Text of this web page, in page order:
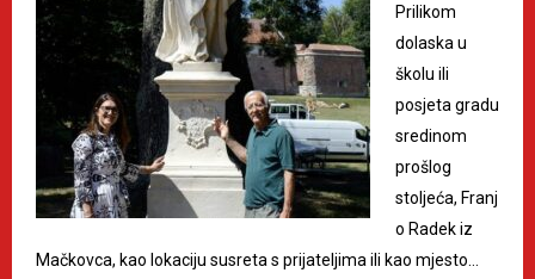
Prilikom
dolaska u
školu ili
posjeta gradu
sredinom
prošlog
stoljeća, Franj
o Radek iz
Mačkovca, kao lokaciju susreta s prijateljima ili kao mjesto…